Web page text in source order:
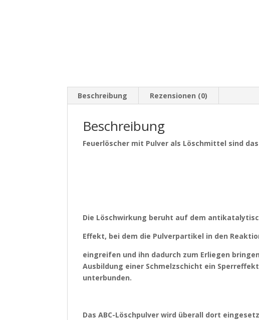
Beschreibung Rezensionen (0)
Beschreibung
Feuerlöscher mit Pulver als Löschmittel sind
Die Löschwirkung beruht auf dem
Effekt, bei dem die Pulverpartikel in den
eingreifen und ihn dadurch zum Erliegen
Ausbildung einer Schmelzschicht ein
unterbunden.
Das ABC-Löschpulver wird überall dort